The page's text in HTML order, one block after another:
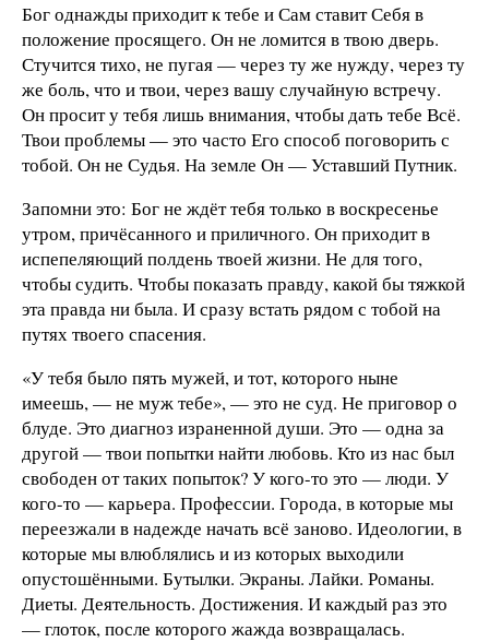
Бог однажды приходит к тебе и Сам ставит Себя в
положение просящего. Он не ломится в твою дверь.
Стучится тихо, не пугая — через ту же нужду, через ту
же боль, что и твои, через вашу случайную встречу.
Он просит у тебя лишь внимания, чтобы дать тебе Всё.
Твои проблемы — это часто Его способ поговорить с
тобой. Он не Судья. На земле Он — Уставший Путник.
Запомни это: Бог не ждёт тебя только в воскресенье
утром, причёсанного и приличного. Он приходит в
испепеляющий полдень твоей жизни. Не для того,
чтобы судить. Чтобы показать правду, какой бы тяжкой
эта правда ни была. И сразу встать рядом с тобой на
путях твоего спасения.
«У тебя было пять мужей, и тот, которого ныне
имеешь, — не муж тебе», — это не суд. Не приговор о
блуде. Это диагноз израненной души. Это — одна за
другой — твои попытки найти любовь. Кто из нас был
свободен от таких попыток? У кого-то это — люди. У
кого-то — карьера. Профессии. Города, в которые мы
переезжали в надежде начать всё заново. Идеологии, в
которые мы влюблялись и из которых выходили
опустошёнными. Бутылки. Экраны. Лайки. Романы.
Диеты. Деятельность. Достижения. И каждый раз это
— глоток, после которого жажда возвращалась.